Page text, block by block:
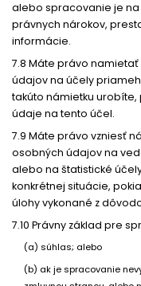
alebo spracovanie je
právnych nárokov,
informácie.
7.8 Máte právo
údajov na účely
takúto námietku
údaje na tento účel.
7.9 Máte právo vzniesť
osobných údajov na
alebo na štatistické
konkrétnej situácie,
úlohy vykonané z
7.10 Právny základ pre
(a) súhlas; alebo
(b) ak je spracovanie